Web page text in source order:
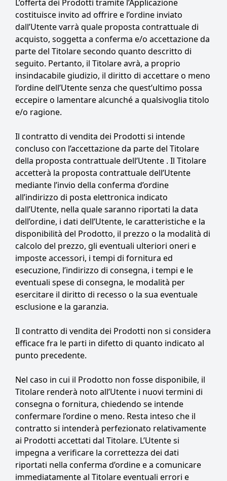
L’offerta dei Prodotti tramite l’Applicazione
costituisce invito ad offrire e l’ordine inviato
dall’Utente varrà quale proposta contrattuale di
acquisto, soggetta a conferma e/o accettazione da
parte del Titolare secondo quanto descritto di
seguito. Pertanto, il Titolare avrà, a proprio
insindacabile giudizio, il diritto di accettare o meno
l’ordine dell’Utente senza che quest’ultimo possa
eccepire o lamentare alcunché a qualsivoglia titolo
e/o ragione.
Il contratto di vendita dei Prodotti si intende
concluso con l’accettazione da parte del Titolare
della proposta contrattuale dell’Utente . Il Titolare
accetterà la proposta contrattuale dell’Utente
mediante l’invio della conferma d’ordine
all’indirizzo di posta elettronica indicato
dall’Utente, nella quale saranno riportati la data
dell’ordine, i dati dell’Utente, le caratteristiche e la
disponibilità del Prodotto, il prezzo o la modalità di
calcolo del prezzo, gli eventuali ulteriori oneri e
imposte accessori, i tempi di fornitura ed
esecuzione, l’indirizzo di consegna, i tempi e le
eventuali spese di consegna, le modalità per
esercitare il diritto di recesso o la sua eventuale
esclusione e la garanzia.
Il contratto di vendita dei Prodotti non si considera
efficace fra le parti in difetto di quanto indicato al
punto precedente.
Nel caso in cui il Prodotto non fosse disponibile, il
Titolare renderà noto all’Utente i nuovi termini di
consegna o fornitura, chiedendo se intende
confermare l’ordine o meno. Resta inteso che il
contratto si intenderà perfezionato relativamente
ai Prodotti accettati dal Titolare. L’Utente si
impegna a verificare la correttezza dei dati
riportati nella conferma d’ordine e a comunicare
immediatamente al Titolare eventuali errori e